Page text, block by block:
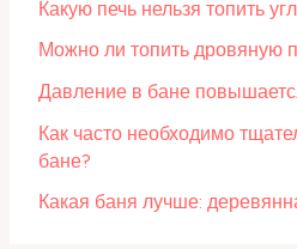
Какую печь нельзя топить
Можно ли топить дровяную
Давление в бане
Как часто необходимо
бане?
Какая баня лучше: